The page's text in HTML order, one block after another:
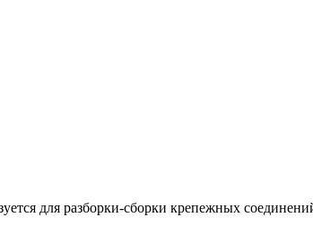
для разборки-сборки крепежных